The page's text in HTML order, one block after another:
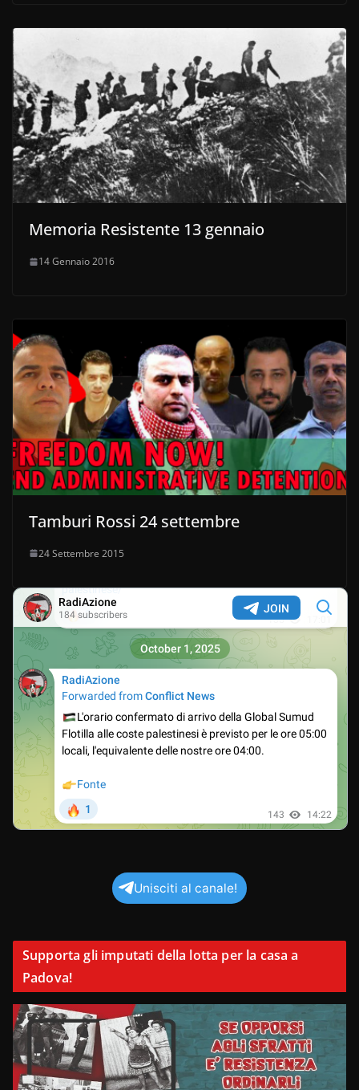
Memoria Resistente 13 gennaio
14 Gennaio 2016
Tamburi Rossi 24 settembre
24 Settembre 2015
Unisciti al canale!
Supporta gli imputati della lotta per la casa a
Padova!